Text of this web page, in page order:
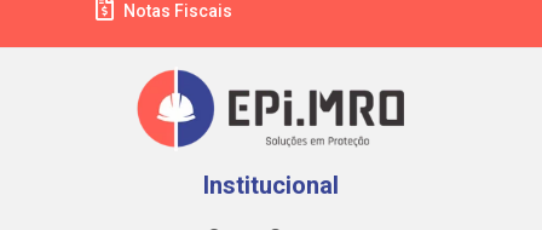
Notas Fiscais
Institucional